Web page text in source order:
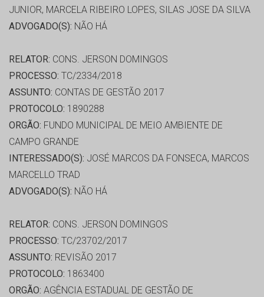
JUNIOR, MARCELA RIBEIRO LOPES, SILAS JOSE DA SILVA
ADVOGADO(S): NÃO HÁ
RELATOR: CONS. JERSON DOMINGOS
PROCESSO: TC/2334/2018
ASSUNTO: CONTAS DE GESTÃO 2017
PROTOCOLO: 1890288
ORGÃO: FUNDO MUNICIPAL DE MEIO AMBIENTE DE
CAMPO GRANDE
INTERESSADO(S): JOSÉ MARCOS DA FONSECA, MARCOS
MARCELLO TRAD
ADVOGADO(S): NÃO HÁ
RELATOR: CONS. JERSON DOMINGOS
PROCESSO: TC/23702/2017
ASSUNTO: REVISÃO 2017
PROTOCOLO: 1863400
ORGÃO: AGÊNCIA ESTADUAL DE GESTÃO DE